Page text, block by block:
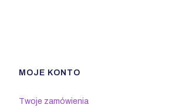
Linki w stopce
MOJE KONTO
Twoje zamówienia